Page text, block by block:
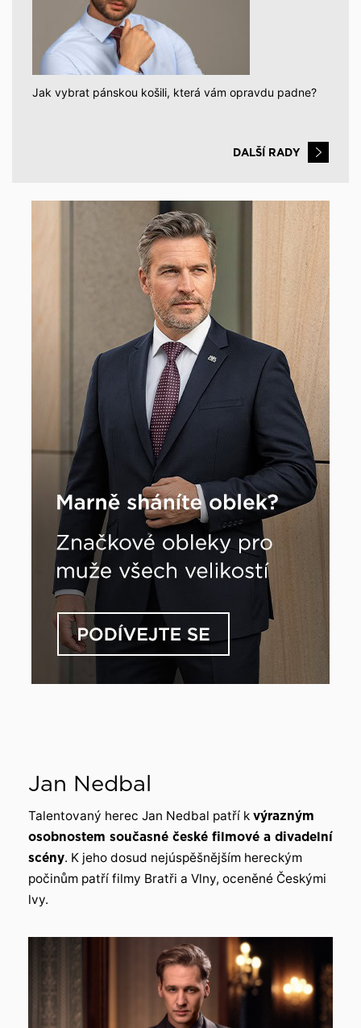
Jak vybrat pánskou košili, která vám opravdu padne?
DALŠÍ RADY
Jan Nedbal
Talentovaný herec Jan Nedbal patří k výrazným
osobnostem současné české filmové a divadelní
scény. K jeho dosud nejúspěšnějším hereckým
počinům patří filmy Bratři a Vlny, oceněné Českými
lvy.